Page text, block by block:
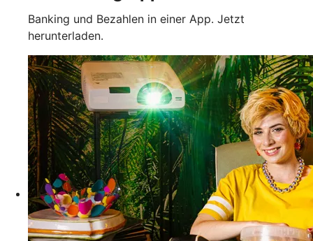
Banking und Bezahlen in einer App. Jetzt
herunterladen.